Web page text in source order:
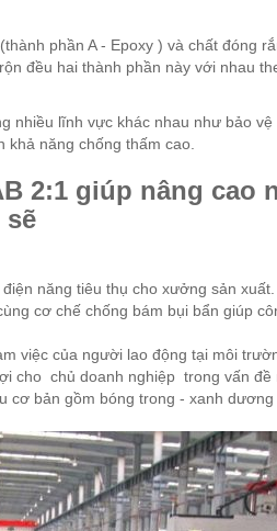
phần A - Epoxy ) và chất đóng
đều hai thành phần này với nhau
nhiều lĩnh vực khác nhau như bảo vệ
năng chống thấm cao.
2:1 giúp nâng cao
sẽ
năng tiêu thụ cho xưởng sản xuất.
cơ chế chống bám bụi bẩn giúp
việc của người lao động tại môi
cho chủ doanh nghiệp trong vấn đề
cơ bản gồm bóng trong - xanh